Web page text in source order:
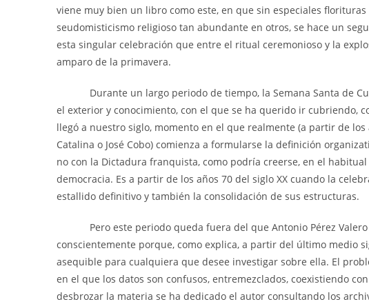
viene muy bien un libro como este, en que sin especiales
seudomisticismo religioso tan abundante en otros, se hace un
esta singular celebración que entre el ritual ceremonioso y la
amparo de la primavera.
Durante un largo periodo de tiempo, la Semana Santa de
el exterior y conocimiento, con el que se ha querido ir cubriendo,
llegó a nuestro siglo, momento en el que realmente (a partir de
Catalina o José Cobo) comienza a formularse la definición
no con la Dictadura franquista, como podría creerse, en el
democracia. Es a partir de los años 70 del siglo XX cuando la
estallido definitivo y también la consolidación de sus estructuras.
Pero este periodo queda fuera del que Antonio Pérez Valero
conscientemente porque, como explica, a partir del último medio
asequible para cualquiera que desee investigar sobre ella. El
en el que los datos son confusos, entremezclados, coexistiendo
desbrozar la materia se ha dedicado el autor consultando los